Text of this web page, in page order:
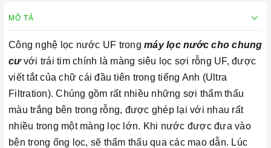
MÔ TẢ
Công nghệ lọc nước UF trong máy lọc nước cho chung
cưvới trái tim chính là màng siêu lọc sợi rỗng UF, được
viết tắt của chữ cái đầu tiên trong tiếng Anh (Ultra
Filtration). Chúng gồm rất nhiều những sợi thẩm thấu
màu trắng bên trong rỗng, được ghép lại với nhau rất
nhiều trong một màng lọc lớn. Khi nước được đưa vào
bên trong ống lọc, sẽ thẩm thấu qua các mao dẫn. Lúc